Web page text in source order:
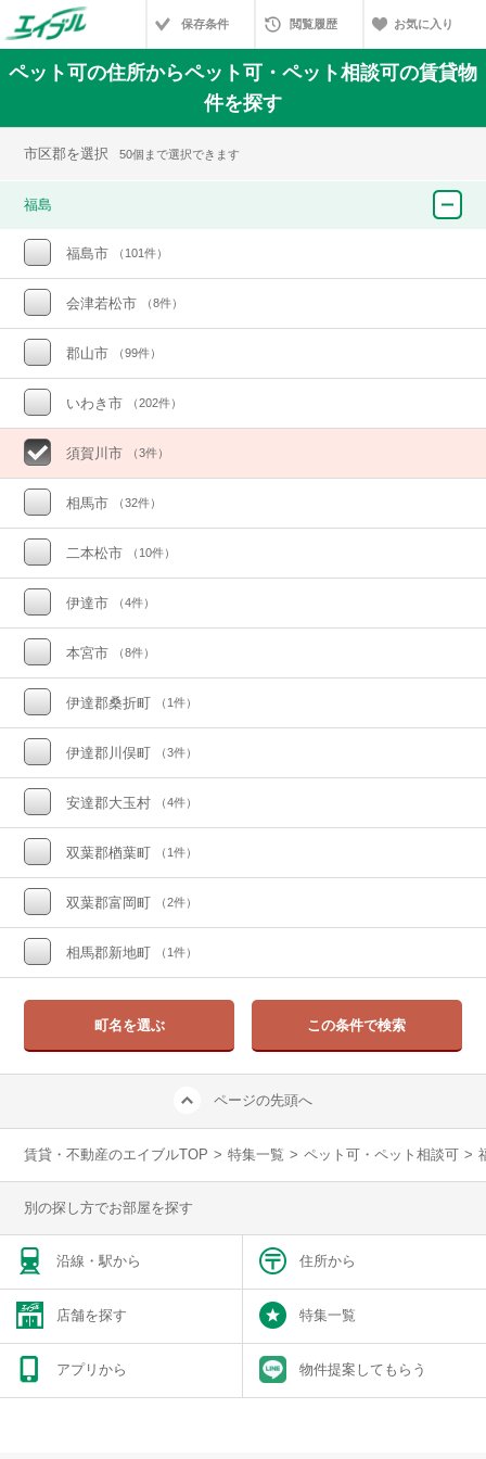
保存条件 閲覧履歴 お気に入り
ペット可の住所からペット可・ペット相談可の賃貸物
件を探す
市区郡を選択 50個まで選択できます
福島
福島市 （101件）
会津若松市 （8件）
郡山市 （99件）
いわき市 （202件）
須賀川市 （3件）
相馬市 （32件）
二本松市 （10件）
伊達市 （4件）
本宮市 （8件）
伊達郡桑折町 （1件）
伊達郡川俣町 （3件）
安達郡大玉村 （4件）
双葉郡楢葉町 （1件）
双葉郡富岡町 （2件）
相馬郡新地町 （1件）
町名を選ぶ この条件で検索
ページの先頭へ
賃貸・不動産のエイブルTOP > 特集一覧 > ペット可・ペット相談可 >
別の探し方でお部屋を探す
沿線・駅から 住所から
店舗を探す 特集一覧
アプリから 物件提案してもらう